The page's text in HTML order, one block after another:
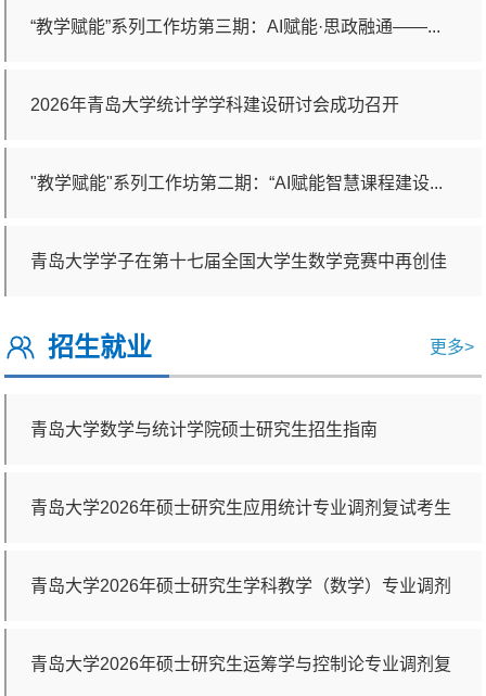
校领导为数学与统计学院学生讲授形势与政策课
“教学赋能”系列工作坊第三期：AI赋能·思政融通——...
2026年青岛大学统计学学科建设研讨会成功召开
"教学赋能"系列工作坊第二期：“AI赋能智慧课程建设...
青岛大学学子在第十七届全国大学生数学竞赛中再创佳
招生就业 更多>
青岛大学数学与统计学院硕士研究生招生指南
青岛大学2026年硕士研究生应用统计专业调剂复试考生
青岛大学2026年硕士研究生学科教学（数学）专业调剂
青岛大学2026年硕士研究生运筹学与控制论专业调剂复